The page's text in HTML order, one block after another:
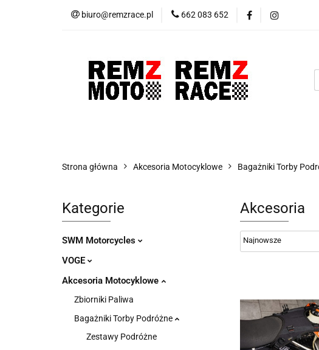
biuro@remzrace.pl 662 083 652
Motocykle RemZ Moto
Promocje
Strona główna Akcesoria Motocyklowe Bagażniki Torby
Kategorie
SWM Motorcycles
VOGE
Akcesoria Motocyklowe
Zbiorniki Paliwa
Bagażniki Torby Podróżne
Zestawy Podróżne
Akcesoria